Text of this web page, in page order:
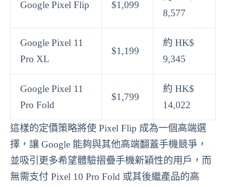
Google Pixel Flip $1,099
8,577
Google Pixel 11
Pro XL
$1,199
約 HK$
9,345
Google Pixel 11
Pro Fold
$1,799
約 HK$
14,022
這樣的定價策略將使 Pixel Flip 成為一個高端選
擇，讓 Google 能夠與其他高端翻蓋手機競爭，
並吸引更多希望體驗摺疊手機新穎性的用戶，而
無需支付 Pixel 10 Pro Fold 或其後繼產品的高